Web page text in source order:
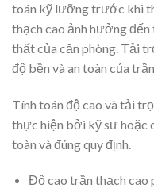
toán kỹ lưỡng trước khi
thạch cao ảnh hưởng
thất của căn phòng. Tải
độ bền và an toàn của trần.
Tính toán độ cao và tải
thực hiện bởi kỹ sư hoặc
toàn và đúng quy định.
Độ cao trần thạch cao